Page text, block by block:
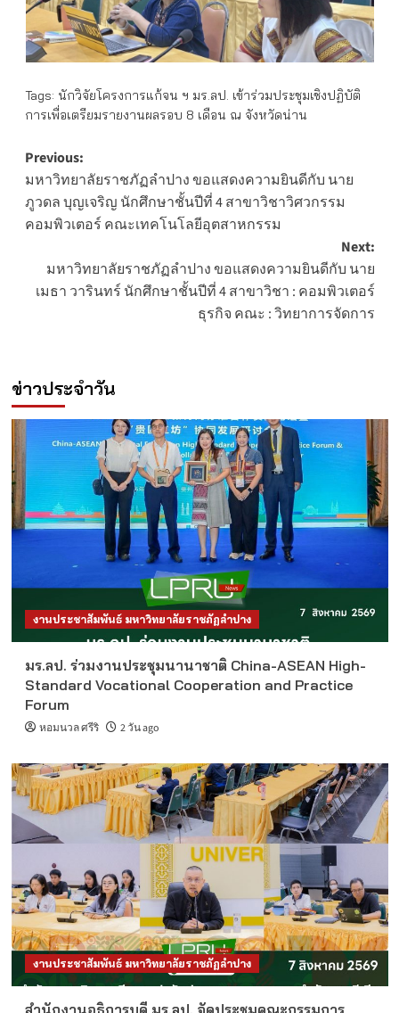
Tags: นักวิจัยโครงการแก้จน ฯ มร.ลป. เข้าร่วมประชุมเชิงปฏิบัติ
การเพื่อเตรียมรายงานผลรอบ 8 เดือน ณ จังหวัดน่าน
Post
navigation
Previous:
มหาวิทยาลัยราชภัฏลำปาง ขอแสดงความยินดีกับ นาย
ภูวดล บุญเจริญ นักศึกษาชั้นปีที่ 4 สาขาวิชาวิศวกรรม
คอมพิวเตอร์ คณะเทคโนโลยีอุตสาหกรรม
Next:
มหาวิทยาลัยราชภัฏลำปาง ขอแสดงความยินดีกับ นาย
เมธา วารินทร์ นักศึกษาชั้นปีที่ 4 สาขาวิชา : คอมพิวเตอร์
ธุรกิจ คณะ : วิทยาการจัดการ
ข่าวประจำวัน
งานประชาสัมพันธ์ มหาวิทยาลัยราชภัฏลำปาง
มร.ลป. ร่วมงานประชุมนานาชาติ China-ASEAN High-
Standard Vocational Cooperation and Practice
Forum
หอมนวล ศรีริ 2 วัน ago
งานประชาสัมพันธ์ มหาวิทยาลัยราชภัฏลำปาง
สำนักงานอธิการบดี มร.ลป. จัดประชุมคณะกรรมการ